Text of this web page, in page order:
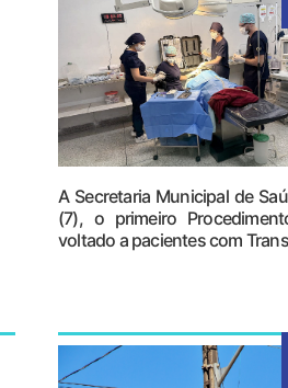
A Secretaria Municipal de
(7), o primeiro
voltado a pacientes com